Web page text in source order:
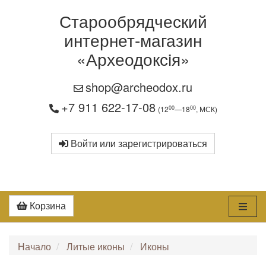
Старообрядческий
интернет-магазин
«Археодоксiя»
shop@archeodox.ru
+7 911 622-17-08 (1200—1800, МСК)
Войти или зарегистрироваться
Корзина
Начало Литые иконы
Иконы